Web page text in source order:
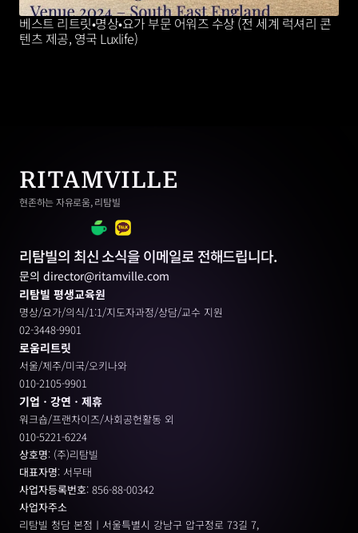
베스트 리트릿•명상•요가 부문 어워즈 수상 (전 세계 럭셔리 콘
텐츠 제공, 영국 Luxlife)
RITAMVILLE
현존하는 자유로움, 리탐빌
리탐빌의 최신 소식을 이메일로 전해드립니다.
문의 director@ritamville.com
리탐빌 평생교육원
명상/요가/의식/1:1/지도자과정/상담/교수 지원
02-3448-9901
로움리트릿
서울/제주/미국/오키나와
010-2105-9901
기업ㆍ강연ㆍ제휴
워크숍/프랜차이즈/사회공헌활동 외
010-5221-6224
상호명: (주)리탐빌
대표자명: 서무태
사업자등록번호: 856-88-00342
사업자주소
리탐빌 청담 본점ㅣ서울특별시 강남구 압구정로 73길 7,